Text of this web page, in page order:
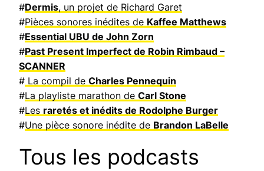
#Dermis, un projet de Richard Garet
#Pièces sonores inédites de Kaffee Matthews
#Essential UBU de John Zorn
#Past Present Imperfect de Robin Rimbaud –
SCANNER
# La compil de Charles Pennequin
#La playliste marathon de Carl Stone
#Les raretés et inédits de Rodolphe Burger
#Une pièce sonore inédite de Brandon LaBelle
Tous les podcasts